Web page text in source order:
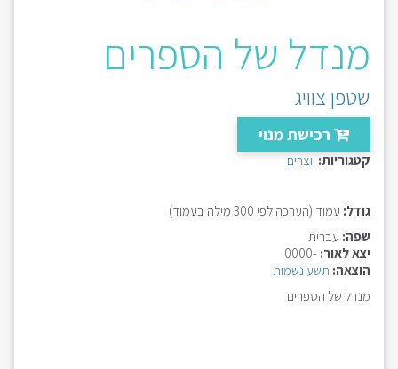
מנדל של הספרים
שטפן צוויג
רכישת מנוי
קטגוריות: יוצרים
גודל: עמוד (הערכה לפי 300 מילה בעמוד)
שפה: עברית
יצא לאור: -0000
הוצאה: תשע נשמות
מנדל של הספרים